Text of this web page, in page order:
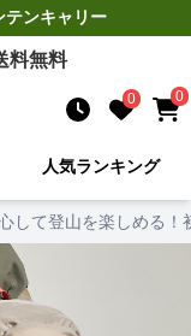
テンキャリー
料無料
0 0
人気ランキング
して登山を楽しめる！